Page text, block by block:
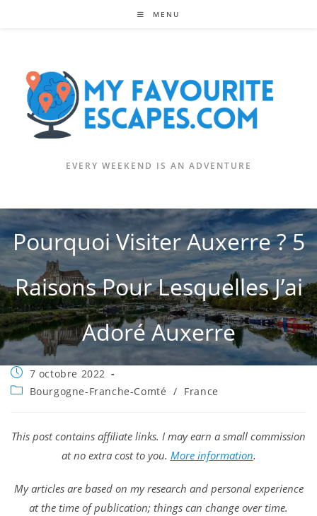
MENU
EVERY WEEKEND IS AN ADVENTURE
Pourquoi Visiter Auxerre ? 5
Raisons Pour Lesquelles J’ai
Adoré Auxerre
Publication
publiée :
7 octobre 2022
PostBourgogne-Franche-Comté / France
This post contains affiliate links. I may earn a small commission
at no extra cost to you. More information.
My articles are based on my research and personal experience
at the time of publication; things can change over time.